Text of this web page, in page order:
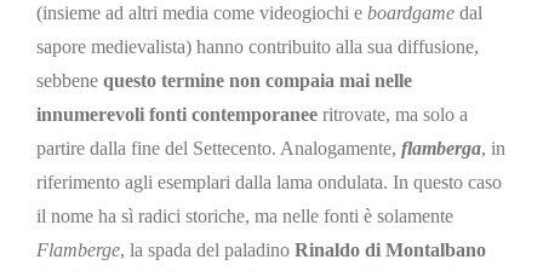
(insieme ad altri media come videogiochi e boardgamedal
sapore medievalista) hanno contribuito alla sua diffusione,
sebbene questo termine non compaia mai nelle
innumerevoli fonti contemporaneeritrovate, ma solo a
partire dalla fine del Settecento. Analogamente, flamberga, in
riferimento agli esemplari dalla lama ondulata. In questo caso
il nome ha sì radici storiche, ma nelle fonti è solamente
Flamberge, la spada del paladino Rinaldo di Montalbano